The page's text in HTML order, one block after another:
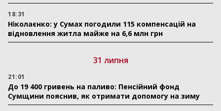
18:31
Ніколаєнко: у Сумах погодили 115 компенсацій на
відновлення житла майже на 6,6 млн грн
31 липня
21:01
До 19 400 гривень на паливо: Пенсійний фонд
Сумщини пояснив, як отримати допомогу на зиму